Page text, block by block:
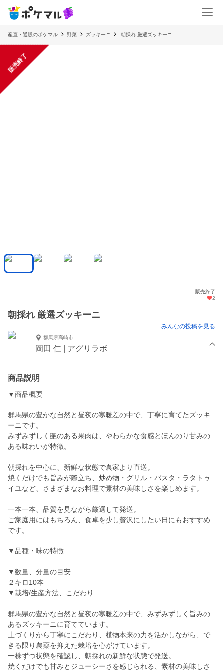
産直・通販のポケマル 野菜 ズッキーニ 朝採れ 厳選ズッキーニ
販売終了
販売終了
2
朝採れ 厳選ズッキーニ
みんなの投稿を見る
群馬県高崎市
岡田 仁 | アグリラボ
商品説明
▼商品概要
群馬県の豊かな自然と昼夜の寒暖差の中で、丁寧に育てたズッキ
ーニです。
みずみずしく艶のある果肉は、やわらかな食感とほんのり甘みの
ある味わいが特徴。
朝採れを中心に、新鮮な状態で農家より直送。
焼くだけでも旨みが際立ち、炒め物・グリル・パスタ・ラタトゥ
イユなど、さまざまなお料理で素材の美味しさを楽しめます。
一本一本、品質を見ながら厳選して発送。
ご家庭用にはもちろん、食卓を少し贅沢にしたい日にもおすすめ
です。
▼品種・味の特徴
▼数量、分量の目安
２キロ10本
▼栽培/生産方法、こだわり
群馬県の豊かな自然と昼夜の寒暖差の中で、みずみずしく旨みの
あるズッキーニに育てています。
土づくりから丁寧にこだわり、植物本来の力を活かしながら、で
きる限り農薬を抑えた栽培を心がけています。
一株ずつ状態を確認し、朝採れの新鮮な状態で発送。
焼くだけでも甘みとジューシーさを感じられる、素材の美味しさ